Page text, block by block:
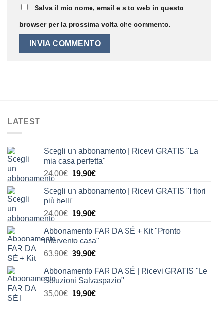
Salva il mio nome, email e sito web in questo
browser per la prossima volta che commento.
LATEST
Scegli un abbonamento | Ricevi GRATIS "La
mia casa perfetta"
24,00€ Il
originale
24,00€.
19,90€Il
attuale
19,90€.
Scegli un abbonamento | Ricevi GRATIS "I fiori
più belli"
24,00€ Il
originale
era:
24,00€.
19,90€Il
attuale
è:
19,90€.
Abbonamento FAR DA SÉ + Kit "Pronto
intervento casa"
63,90€ Il
originale
era:
63,90€.
39,90€Il
attuale
è:
39,90€.
Abbonamento FAR DA SÉ | Ricevi GRATIS "Le
Soluzioni Salvaspazio"
35,00€ Il
19,90€Il